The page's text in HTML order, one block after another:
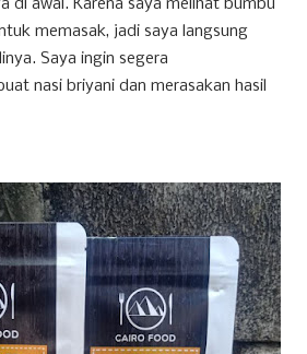
di awal. Karena saya melihat bumbu
memasak, jadi saya langsung
Saya ingin segera
nasi briyani dan merasakan hasil